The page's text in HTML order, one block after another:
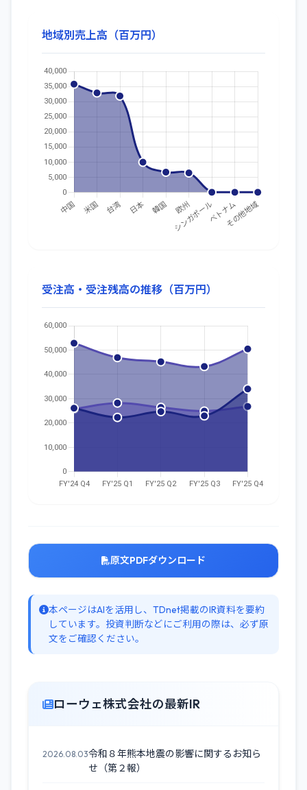
地域別売上高（百万円）
受注高・受注残高の推移（百万円）
原文PDFダウンロード
本ページはAIを活用し、TDnet掲載のIR資料を要約
しています。投資判断などにご利用の際は、必ず原
文をご確認ください。
ローウェ株式会社の最新IR
2026.08.03令和８年熊本地震の影響に関するお知ら
せ（第２報）